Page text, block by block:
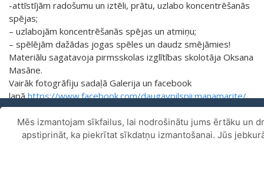
-attīstījām radošumu un iztēli, prātu, uzlabo koncentrēšanās
spējas;
– uzlabojām koncentrēšanās spējas un atmiņu;
– spēlējām dažādas jogas spēles un daudz smējāmies!
Materiālu sagatavoja pirmsskolas izglītības skolotāja Oksana
Masāne.
Vairāk fotogrāfiju sadaļā Galerija un facebook
lapāhttps://www.facebook.com/daugavpilspii.manamarite/
Piekļūstamības paziņojums
Mēs izmantojam sīkfailus, lai nodrošinātu jums ērtāku un
apstiprināt, ka piekrītat sīkdatņu izmantošanai. Jūs